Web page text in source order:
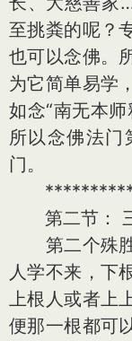
至挑粪的呢？
也可以念佛。
为它简单易学
如念“南无本
所以念佛法门
门。
第二节：
第二个殊胜
人学不来，下
上根人或者上
便那一根都可